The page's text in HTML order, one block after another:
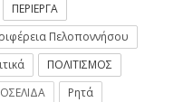
ΠΕΡΙΕΡΓΑ
Πελοποννήσου
ΠΟΛΙΤΙΣΜΟΣ
Ρητά